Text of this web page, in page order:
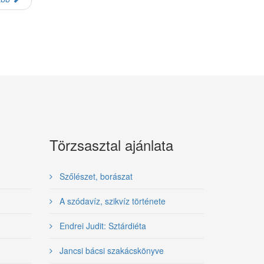
Törzsasztal ajánlata
Szőlészet, borászat
A szódavíz, szikvíz története
Endrei Judit: Sztárdiéta
Jancsi bácsi szakácskönyve